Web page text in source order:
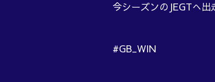
今シーズンのJEGTへ
#GB_WIN